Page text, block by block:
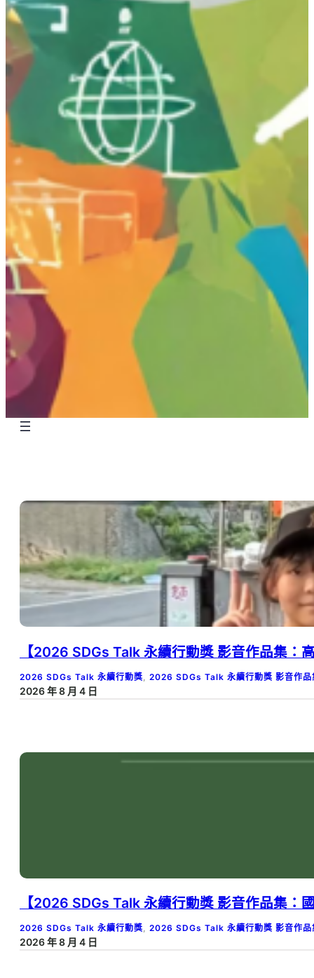
【2026 SDGs Talk 永續行動獎 影音作品集
2026 SDGs Talk 永續行動獎 2026 SDGs Talk 永續行動獎 影音作品
2026 年 8 月 4 日
【2026 SDGs Talk 永續行動獎 影音作品集
2026 SDGs Talk 永續行動獎, 2026 SDGs Talk 永續行動獎 影音作品
2026 年 8 月 4 日